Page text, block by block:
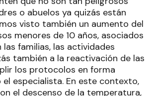
o abuelos ya quizás están
visto también un aumento del
menores de 10 años, asociados
familias, las actividades
también a la reactivación de las
los protocolos en forma
el especialista. En este contexto,
el descenso de la temperatura,